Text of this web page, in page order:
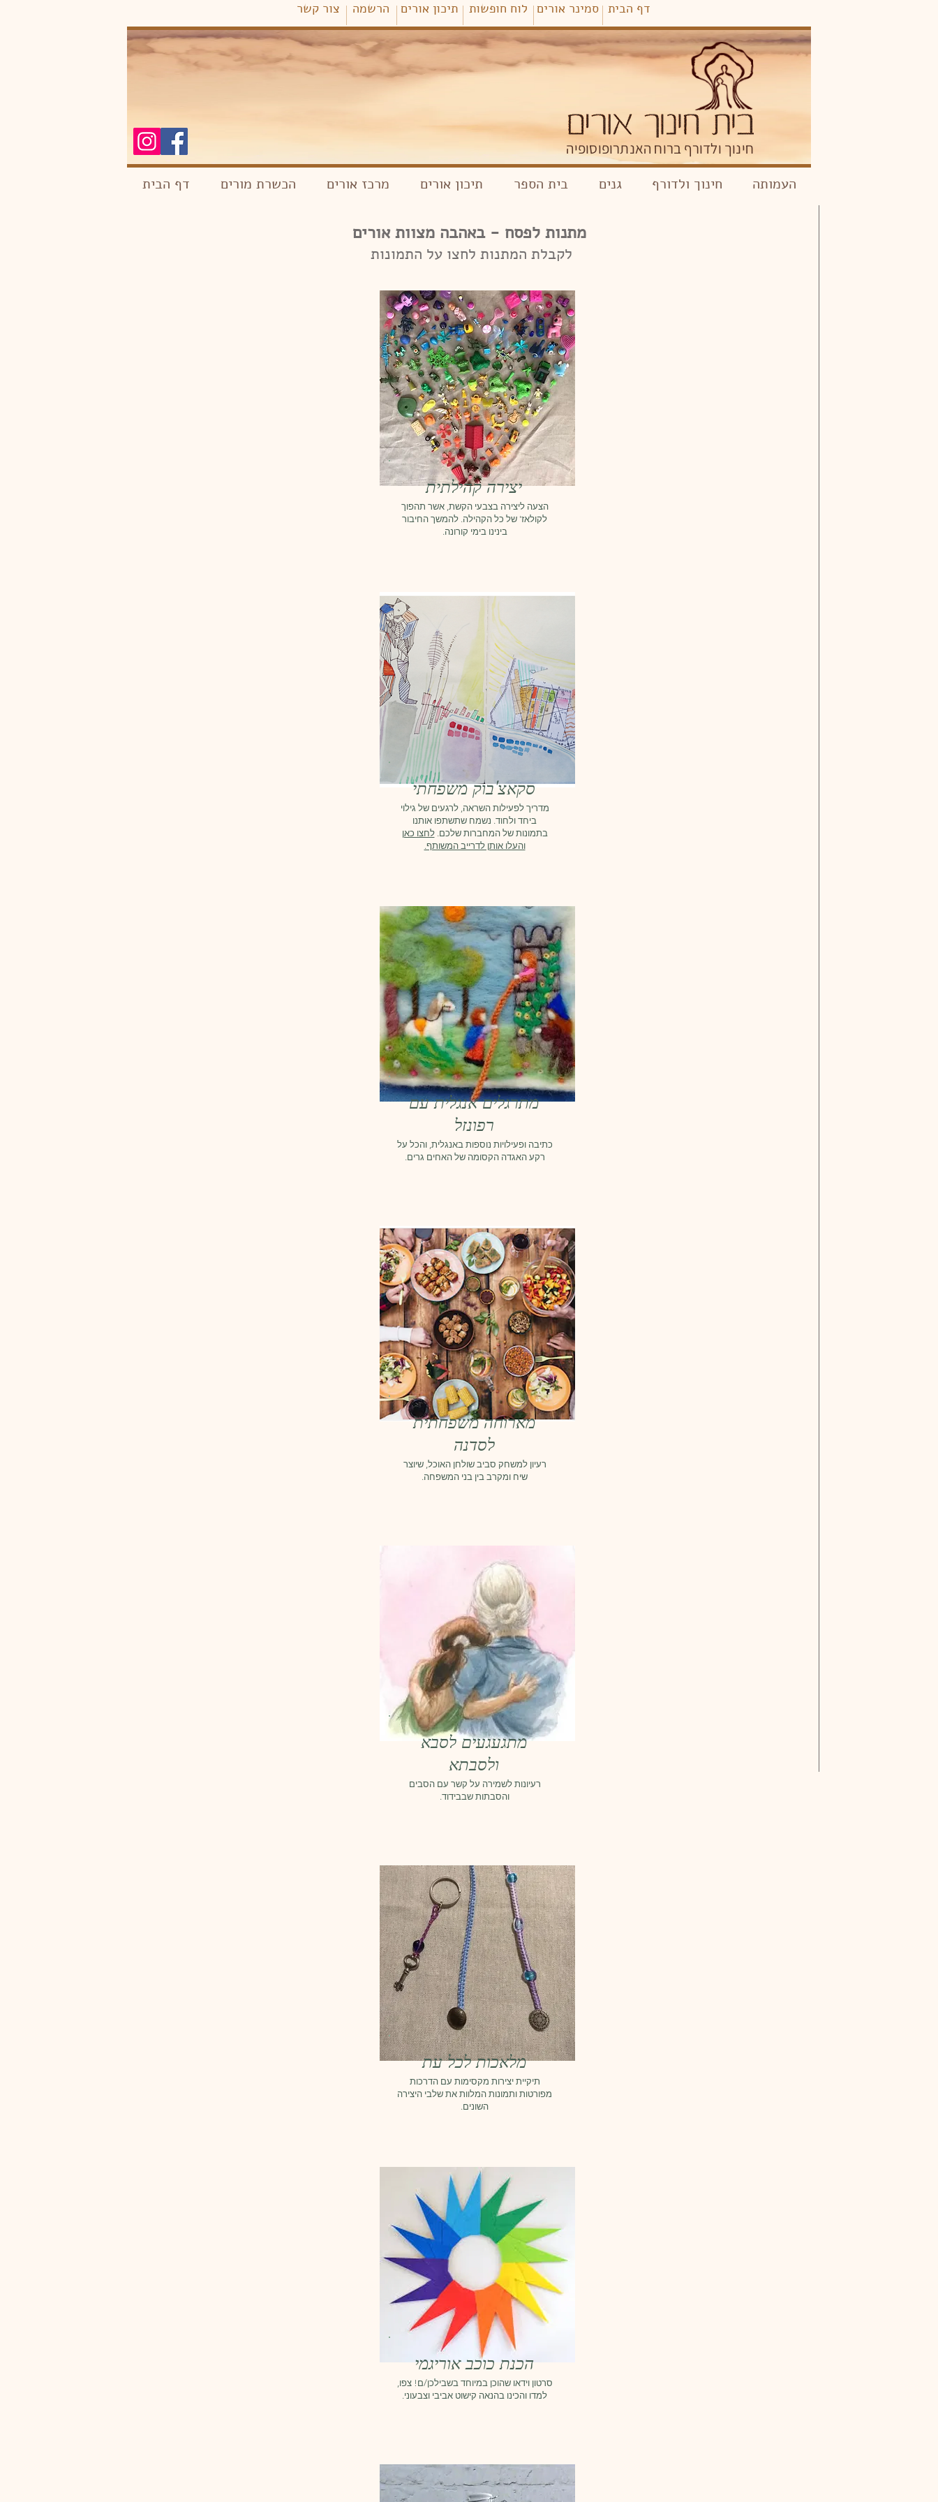
צור קשר הרשמה תיכון אורים לוח חופשות סמינר אורים דף הבית
חינוך ולדורף ברוח האנתרופוסופיה
דף הבית
הכשרת מורים מרכז אורים תיכון אורים בית הספר גנים חינוך ולדורף העמותה
מתנות לפסח - באהבה מצוות אורים
לקבלת המתנות לחצו על התמונות
יצירה קהילתית
הצעה ליצירה בצבעי הקשת, אשר תהפוך
לקולאז' של כל הקהילה. להמשך החיבור
בינינו בימי קורונה.
סקאצ'בוק משפחתי
מדריך לפעילות השראה,לרגעים של גילוי
ביחד ולחוד. נשמח שתשתפו אותנו
בתמונות של המחברות שלכם.לחצו כאן
והעלו אותן לדרייב המשותף.
מתרגלים אנגלית עם
רפונזל
כתיבה ופעילויות נוספות באנגלית, והכל על
רקע האגדה הקסומה של האחים גרים.
מארוחה משפחתית
לסדנה
רעיון למשחק סביב שולחן האוכל, שיוצר
שיח ומקרב בין בני המשפחה.
מתגעגעים לסבא
ולסבתא
רעיונות לשמירה על קשר עם הסבים
והסבתות שבבידוד.
מלאכות לכל עת
תיקיית יצירות מקסימות עם הדרכות
מפורטות ותמונות המלוות את שלבי היצירה
השונים.
הכנת כוכב אוריגמי
סרטון וידאו שהוכן במיוחד בשבילכן/ם! צפו,
למדו והכינו בהנאה קישוט אביבי וצבעוני.